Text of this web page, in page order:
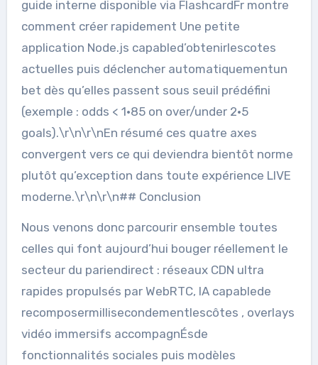
guide interne disponible via FlashcardFr montre
comment créer rapidement Une petite
application Node.js capabled’obtenirlescotes
actuelles puis déclencher automatiquementun
bet dès qu’elles passent sous seuil prédéfini
(exemple : odds < 1·85 on over/under 2·5
goals).\r\n\r\nEn résumé ces quatre axes
convergent vers ce qui deviendra bientôt norme
plutôt qu’exception dans toute expérience LIVE
moderne.\r\n\r\n## Conclusion
Nous venons donc parcourir ensemble toutes
celles qui font aujourd’hui bouger réellement le
secteur du pari­en­direct : réseaux CDN ultra
rapides propulsés par WebRTC, IA capablede
recomposermillisecondementlescôtes , overlays
vidéo immersifs accompagnÉsde
fonctionnalités sociales puis modèles